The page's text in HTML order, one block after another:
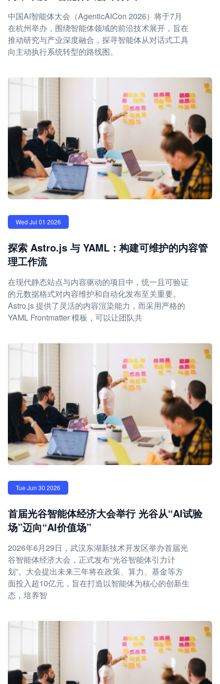
中国AI智能体大会（AgenticAICon 2026）将于7月
在杭州举办，围绕智能体领域的前沿技术展开，旨在
推动研究与产业深度融合，探寻智能体从对话式工具
向主动执行系统转型的路线图。
Wed Jul 01 2026
探索 Astro.js 与 YAML：构建可维护的内容管
理工作流
在现代静态站点与内容驱动的项目中，统一且可验证
的元数据格式对内容维护和自动化发布至关重要。
Astro.js 提供了灵活的内容渲染能力，而采用严格的
YAML Frontmatter 模板，可以让团队共
Tue Jun 30 2026
首届光谷智能体经济大会举行 光谷从“AI试验
场”迈向“AI价值场”
2026年6月29日，武汉东湖新技术开发区举办首届光
谷智能体经济大会，正式发布“光谷智能体引力计
划”。大会提出未来三年将在政策、算力、基金等方
面投入超10亿元，旨在打造以智能体为核心的创新生
态，培养智